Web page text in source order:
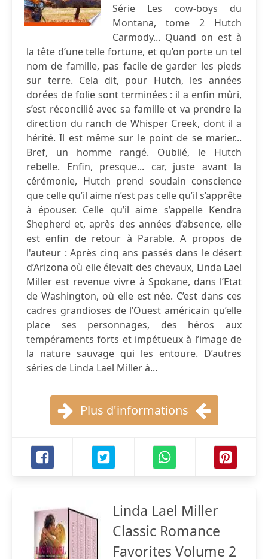
Série Les cow-boys du
Montana, tome 2 Hutch
Carmody... Quand on est à
la tête d’une telle fortune, et qu’on porte un tel
nom de famille, pas facile de garder les pieds
sur terre. Cela dit, pour Hutch, les années
dorées de folie sont terminées : il a enfin mûri,
s’est réconcilié avec sa famille et va prendre la
direction du ranch de Whisper Creek, dont il a
hérité. Il est même sur le point de se marier...
Bref, un homme rangé. Oublié, le Hutch
rebelle. Enfin, presque... car, juste avant la
cérémonie, Hutch prend soudain conscience
que celle qu’il aime n’est pas celle qu’il s’apprête
à épouser. Celle qu’il aime s’appelle Kendra
Shepherd et, après des années d’absence, elle
est enfin de retour à Parable. A propos de
l'auteur : Après cinq ans passés dans le désert
d’Arizona où elle élevait des chevaux, Linda Lael
Miller est revenue vivre à Spokane, dans l’Etat
de Washington, où elle est née. C’est dans ces
cadres grandioses de l’Ouest américain qu’elle
place ses personnages, des héros aux
tempéraments forts et impétueux à l’image de
la nature sauvage qui les entoure. D’autres
séries de Linda Lael Miller à...
Plus d'informations
Linda Lael Miller
Classic Romance
Favorites Volume 2